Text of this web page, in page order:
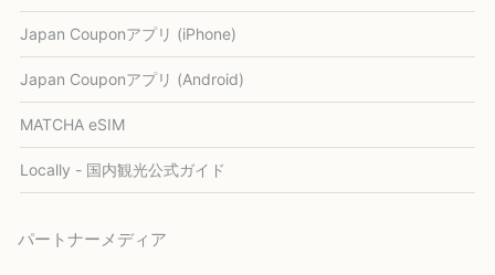
Japan Couponアプリ (iPhone)
Japan Couponアプリ (Android)
MATCHA eSIM
Locally - 国内観光公式ガイド
パートナーメディア